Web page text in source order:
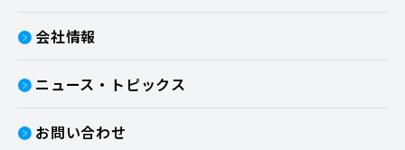
会社情報
ニュース・トピックス
お問い合わせ